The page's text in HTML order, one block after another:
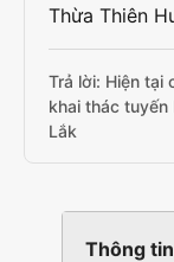
Thừa Thiên
Trả lời: Hiện tại
khai thác tuyến
Lắk
Thông